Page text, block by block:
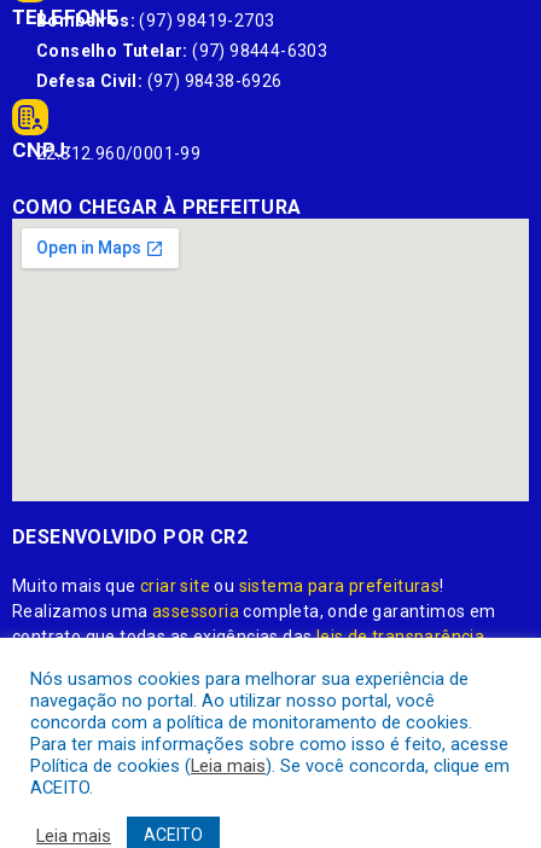
TELEFONE
Bombeiros: (97) 98419-2703
Conselho Tutelar: (97) 98444-6303
Defesa Civil: (97) 98438-6926
CNPJ:
22.812.960/0001-99
COMO CHEGAR À PREFEITURA
DESENVOLVIDO POR CR2
Muito mais quecriar siteousistema para prefeituras!
contrato que todas as exigências das leis de transparência
públicaserão atendidas.
Conheça oPNTPe o Radar da Transparência Pública
Nós usamos cookies para melhorar sua experiência de
navegação no portal. Ao utilizar nosso portal, você
concorda com a política de monitoramento de cookies.
Para ter mais informações sobre como isso é feito, acesse
Política de cookies (Leia mais). Se você concorda, clique em
ACEITO.
Leia mais ACEITO